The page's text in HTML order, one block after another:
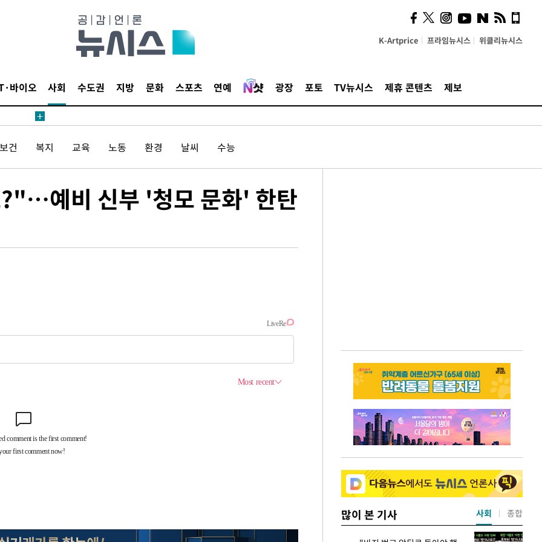
K-Artprice 프라임뉴시스 위클리뉴시스
바이오 사회 수도권 지방 문화 스포츠 연예 광장 포토 TV뉴시스 제휴 콘텐츠 제보
서 두차
은 중
일 후
건 복지 교육 노동 환경 날씨 수능
예비 신부 '청모 문화' 한탄
많이 본 기사 사회 종합